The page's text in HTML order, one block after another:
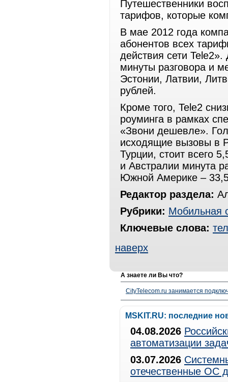
Путешественники
тарифов, которые
В мае 2012 года
абонентов всех
действия сети
минуты разговора и
Эстонии, Латвии,
рублей.
Кроме того, Tele2
роуминга в рамках
«Звони дешевле».
исходящие вызовы в
Турции, стоит всего
и Австралии минута
Южной Америке –
Редактор раздела:
Рубрики: Мобильная
Ключевые слова:
наверх
А знаете ли Вы что?
CityTelecom.ru занимается
MSKIT.RU: последние
04.08.2026
автоматизации
03.07.2026
отечественные ОС